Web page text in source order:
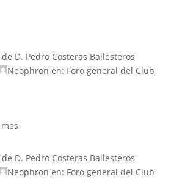
D. Pedro Costeras Ballesteros
Neophron en: Foro general del Club
D. Pedro Costeras Ballesteros
Neophron en: Foro general del Club